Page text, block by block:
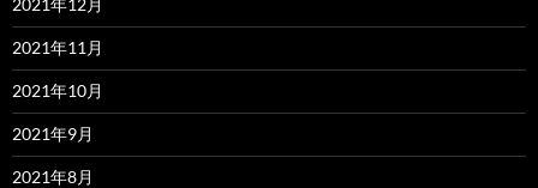
2021年12月
2021年11月
2021年10月
2021年9月
2021年8月